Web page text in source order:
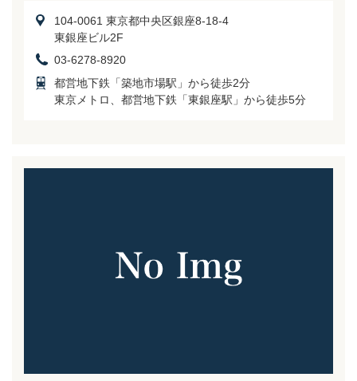
104-0061 東京都中央区銀座8-18-4
東銀座ビル2F
03-6278-8920
都営地下鉄「築地市場駅」から徒歩2分
東京メトロ、都営地下鉄「東銀座駅」から徒歩5分